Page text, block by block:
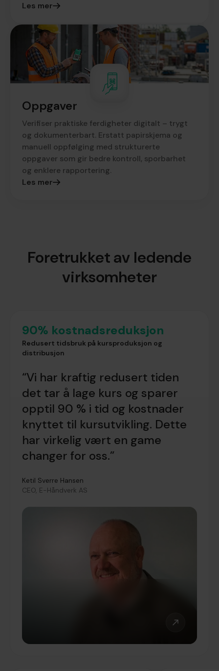
Les mer
Oppgaver
Verifiser praktiske ferdigheter digitalt – trygt
og dokumenterbart. Erstatt papirskjema og
manuell oppfølging med strukturerte
oppgaver som gir bedre kontroll, sporbarhet
og enklere rapportering.
Les mer
Foretrukket av ledende
virksomheter
90% kostnadsreduksjon
Redusert tidsbruk på kursproduksjon og
distribusjon
“Vi har kraftig redusert tiden
det tar å lage kurs og sparer
opptil 90 % i tid og kostnader
knyttet til kursutvikling. Dette
har virkelig vært en game
changer for oss.”
Ketil Sverre Hansen
CEO, E-Håndverk AS